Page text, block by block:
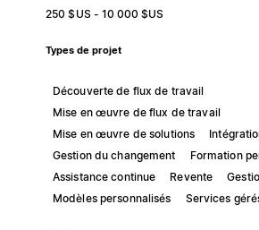
250 $US - 10 000 $US
Types de projet
Découverte de flux de travail
Mise en œuvre de flux de travail
Mise en œuvre de solutions
Gestion du changement
Formation
Assistance continue
Revente
Modèles personnalisés
Services